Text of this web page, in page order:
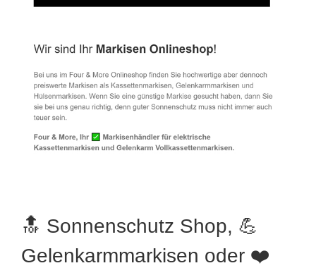
🔝 Sonnenschutz Shop, 💪
Gelenkarmmarkisen oder ❤️